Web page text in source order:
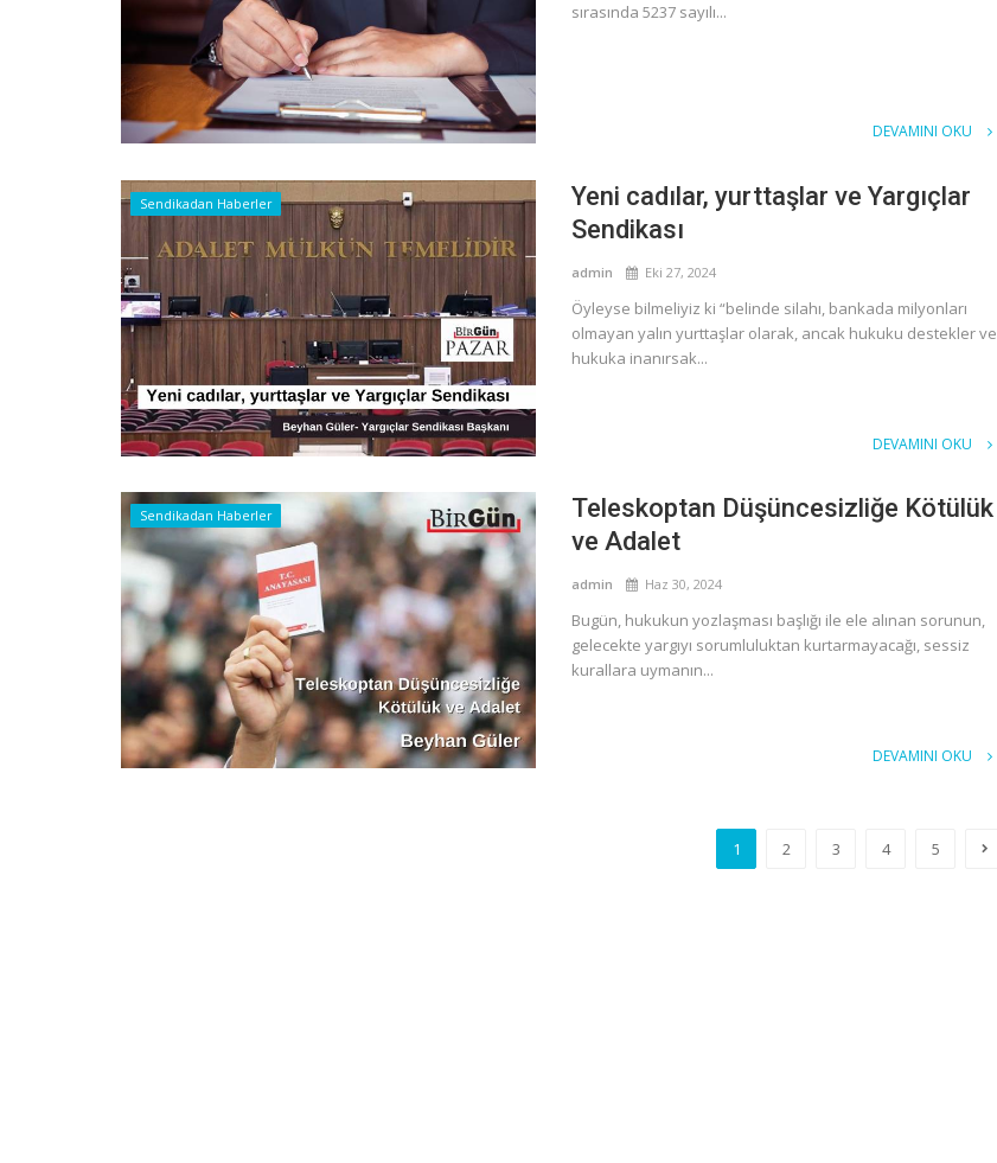
sırasında 5237 sayılı...
DEVAMINI OKU
Sendikadan Haberler
Yeni cadılar, yurttaşlar ve Yargıçlar
Sendikası
admin Eki 27, 2024
Öyleyse bilmeliyiz ki “belinde silahı, bankada milyonları
olmayan yalın yurttaşlar olarak, ancak hukuku destekler ve
hukuka inanırsak...
DEVAMINI OKU
Sendikadan Haberler
Teleskoptan Düşüncesizliğe Kötülük
ve Adalet
admin Haz 30, 2024
Bugün, hukukun yozlaşması başlığı ile ele alınan sorunun,
gelecekte yargıyı sorumluluktan kurtarmayacağı, sessiz
kurallara uymanın...
DEVAMINI OKU
1 2 3 4 5